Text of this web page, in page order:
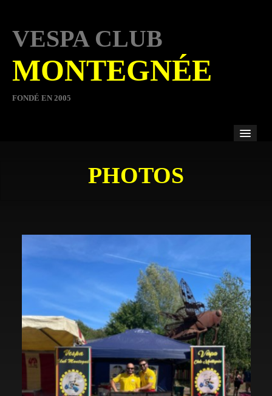
VESPA CLUB
MONTEGNÉE
FONDÉ EN 2005
PHOTOS
PHOTOS